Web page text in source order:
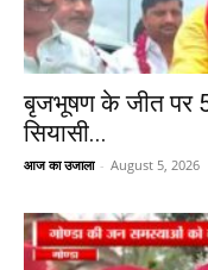
बृजभूषण के जीत पर
सियासी...
आज का उजाला - August 5, 2026